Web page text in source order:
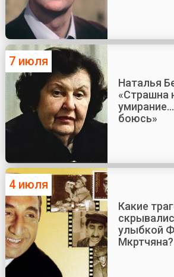
7 июля
Наталья
«Страшна
боюсь»
4 июля
Какие
улыбкой
Мкртчяна?